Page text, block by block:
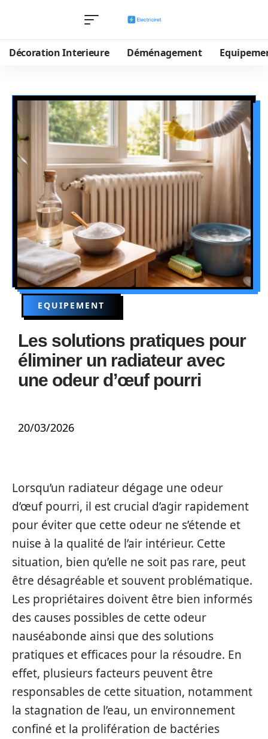
Décoration Interieure Déménagement
EQUIPEMENT
Les solutions pratiques pour
éliminer un radiateur avec
une odeur d’œuf pourri
20/03/2026
Lorsqu’un radiateur dégage une odeur
d’œuf pourri, il est crucial d’agir rapidement
pour éviter que cette odeur ne s’étende et
nuise à la qualité de l’air intérieur. Cette
situation, bien qu’elle ne soit pas rare, peut
être désagréable et souvent problématique.
Les propriétaires doivent être bien informés
des causes possibles de cette odeur
nauséabonde ainsi que des solutions
pratiques et efficaces pour la résoudre. En
effet, plusieurs facteurs peuvent être
responsables de cette situation, notamment
la stagnation de l’eau, un environnement
confiné et la prolifération de bactéries